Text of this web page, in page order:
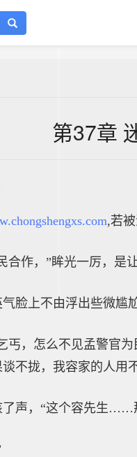
第37章
,若
合作，”眸光一厉，是
脸上不由浮出些微尴
丐，怎么不见孟警官
不拢，我容家的人用
了声，“这个容先生